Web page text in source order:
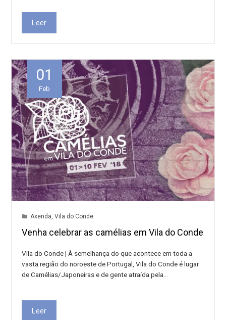
Leer
01
Feb
Axenda,Vila do Conde
Venha celebrar as camélias em Vila do Conde
Vila do Conde | À semelhança do que acontece em toda a
vasta região do noroeste de Portugal, Vila do Conde é lugar
de Camélias/Japoneiras e de gente atraída pela…
Leer